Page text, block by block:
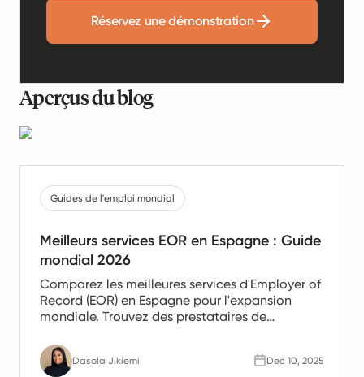
Réservez une démonstration
Aperçus du blog
Guides de l'emploi mondial
Meilleurs services EOR en Espagne : Guide
mondial 2026
Comparez les meilleures services d'Employer of
Record (EOR) en Espagne pour l'expansion
mondiale. Trouvez des prestataires de
gestion des ressources humaines et de
conformité pour les équipes en Espagne.
Dasola Jikiemi Dec 10, 2025